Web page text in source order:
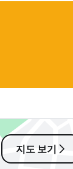
지도 보기